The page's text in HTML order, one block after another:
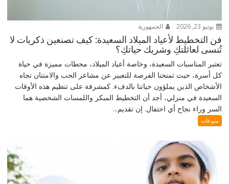
يونيو 23, 2026 الجمهورية
فن التخطيط لأعياد الميلاد السعيدة: كيف تصنعين ذكريات لا
تُنسى لعائلتكِ وشريك حياتكِ؟
تعتبر المناسبات السعيدة، وخاصة أعياد الميلاد، محطات مميزة في حياة
كل أسرة، حيث تمنحنا الفرصة للتعبير عن مشاعر الحب والامتنان تجاه
الأشخاص الذين يملؤون حياتنا بالدفء. كمشرفة على تنظيم هذه الأوقات
السعيدة في منزلي، أجد أن التخطيط المبكر واللمسات الشخصية هما
السر وراء نجاح أي احتفال. إن تقديم...
منوعات